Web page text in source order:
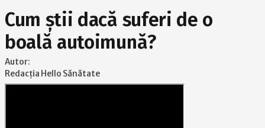
Cum știi dacă suferi de o
boală autoimună?
Autor:
Redacția Hello Sănătate